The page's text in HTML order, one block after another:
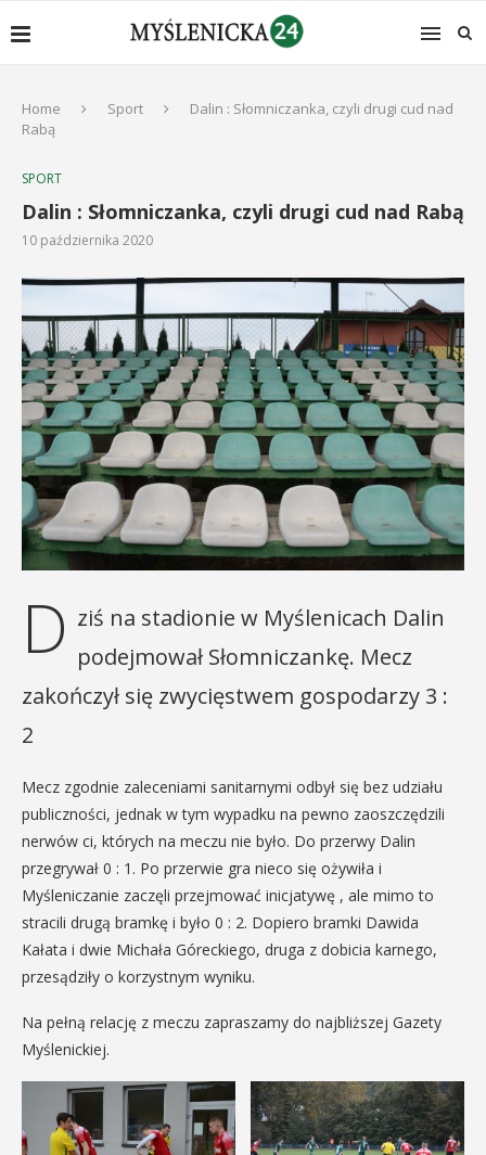
Home Sport
Dalin : Słomniczanka, czyli drugi cud nad
Rabą
SPORT
Dalin : Słomniczanka, czyli drugi cud nad Rabą
10 października 2020
D ziś na stadionie w Myślenicach Dalin
podejmował Słomniczankę. Mecz
zakończył się zwycięstwem gospodarzy 3 :
2
Mecz zgodnie zaleceniami sanitarnymi odbył się bez udziału
publiczności, jednak w tym wypadku na pewno zaoszczędzili
nerwów ci, których na meczu nie było. Do przerwy Dalin
przegrywał 0 : 1. Po przerwie gra nieco się ożywiła i
Myśleniczanie zaczęli przejmować inicjatywę , ale mimo to
stracili drugą bramkę i było 0 : 2. Dopiero bramki Dawida
Kałata i dwie Michała Góreckiego, druga z dobicia karnego,
przesądziły o korzystnym wyniku.
Na pełną relację z meczu zapraszamy do najbliższej Gazety
Myślenickiej.